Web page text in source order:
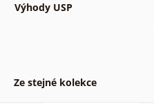
Výhody USP
Ze stejné kolekce